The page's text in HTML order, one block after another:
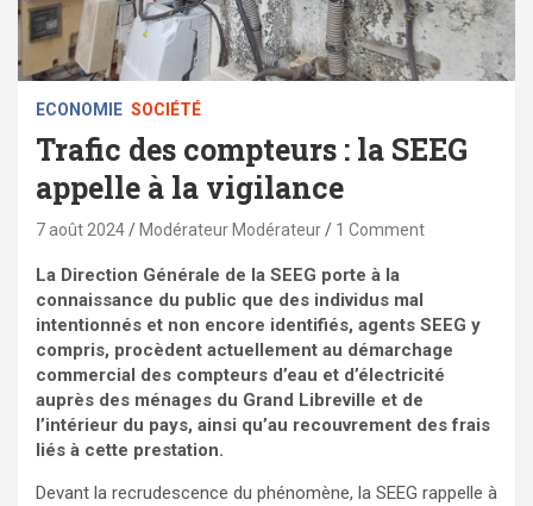
ECONOMIE SOCIÉTÉ
Trafic des compteurs : la SEEG
appelle à la vigilance
7 août 2024 Modérateur Modérateur 1 Comment
La Direction Générale de la SEEG porte à la
connaissance du public que des individus mal
intentionnés et non encore identifiés, agents SEEG y
compris, procèdent actuellement au démarchage
commercial des compteurs d’eau et d’électricité
auprès des ménages du Grand Libreville et de
l’intérieur du pays, ainsi qu’au recouvrement des frais
liés à cette prestation.
Devant la recrudescence du phénomène, la SEEG rappelle à